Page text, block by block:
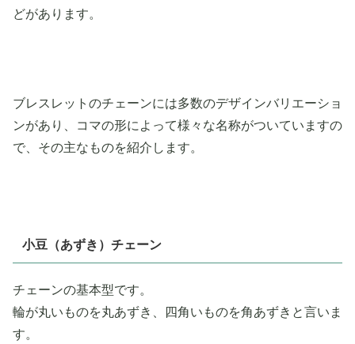
どがあります。
ブレスレットのチェーンには多数のデザインバリエーショ
ンがあり、コマの形によって様々な名称がついていますの
で、その主なものを紹介します。
小豆（あずき）チェーン
チェーンの基本型です。
輪が丸いものを丸あずき、四角いものを角あずきと言いま
す。